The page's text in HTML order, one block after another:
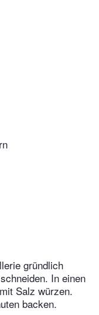
gründlich
In einen
Salz würzen.
backen.